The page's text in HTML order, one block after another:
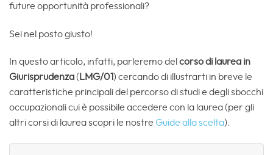
future opportunità professionali?
Sei nel posto giusto!
In questo articolo, infatti, parleremo del corso di laurea in
Giurisprudenza( LMG/01) cercando di illustrarti in breve le
caratteristiche principali del percorso di studi e degli sbocchi
occupazionali cui è possibile accedere con la laurea (per gli
altri corsi di laurea scopri le nostre Guide alla scelta).